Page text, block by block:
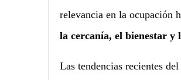
relevancia en la ocupación
la cercanía, el bienestar y
Las tendencias recientes